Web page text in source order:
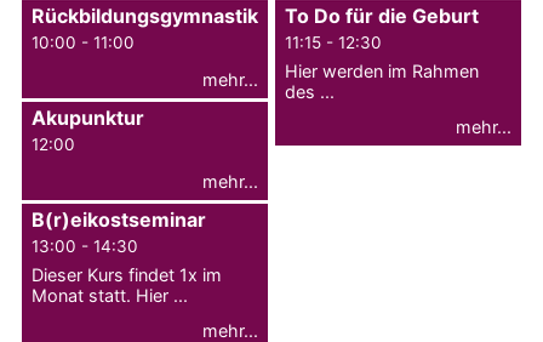
Rückbildungsgymnastik
10:00 - 11:00
mehr...
Akupunktur
12:00
mehr...
B(r)eikostseminar
13:00 - 14:30
Dieser Kurs findet 1x im
Monat statt. Hier ...
mehr...
To Do für die Geburt
11:15 - 12:30
Hier werden im Rahmen
des ...
mehr...